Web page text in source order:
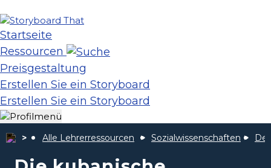
Startseite
Ressourcen
Preisgestaltung
Erstellen Sie ein Storyboard
Erstellen Sie ein Storyboard
Alle Lehrerressourcen Sozialwissenschaften